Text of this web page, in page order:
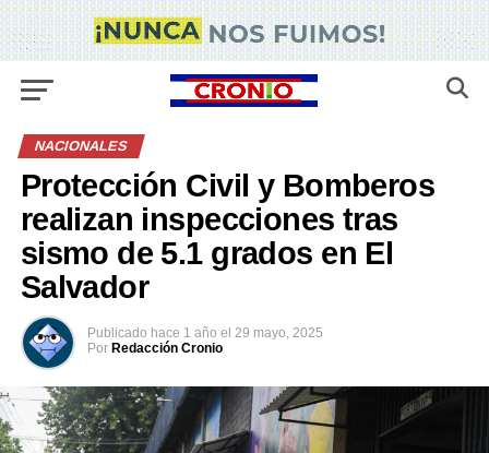
NACIONALES
Protección Civil y Bomberos
realizan inspecciones tras
sismo de 5.1 grados en El
Salvador
Publicado hace 1 año el 29 mayo, 2025
Por Redacción Cronio